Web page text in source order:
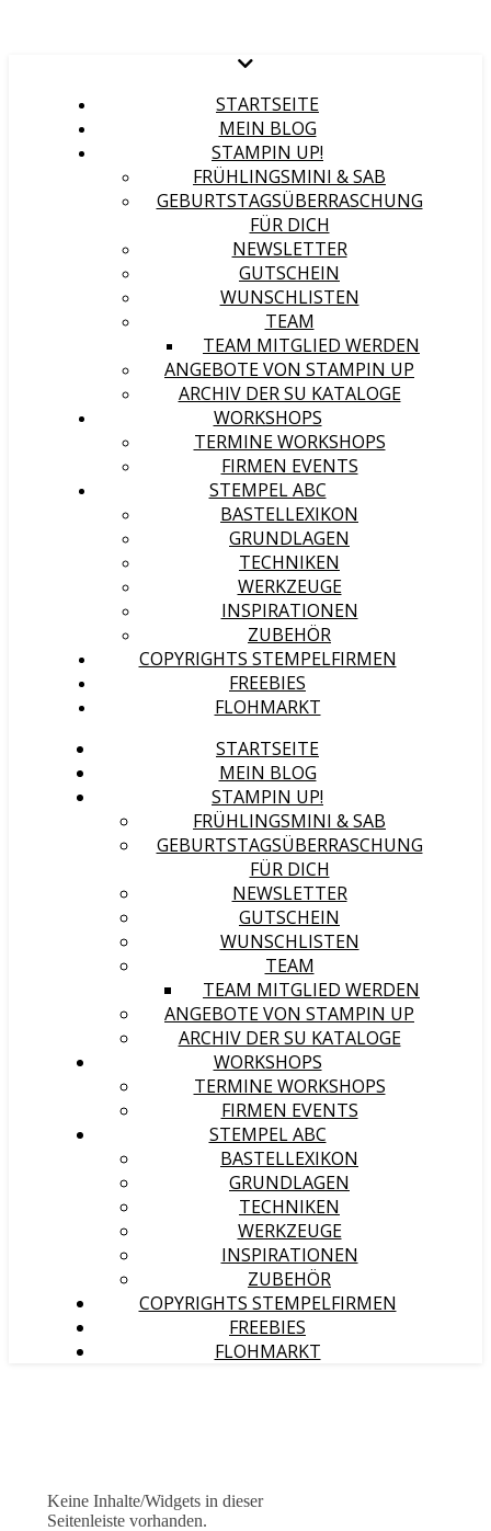
STARTSEITE
MEIN BLOG
STAMPIN UP!
FRÜHLINGSMINI & SAB
GEBURTSTAGSÜBERRASCHUNG
FÜR DICH
NEWSLETTER
GUTSCHEIN
WUNSCHLISTEN
TEAM
TEAM MITGLIED WERDEN
ANGEBOTE VON STAMPIN UP
ARCHIV DER SU KATALOGE
WORKSHOPS
TERMINE WORKSHOPS
FIRMEN EVENTS
STEMPEL ABC
BASTELLEXIKON
GRUNDLAGEN
TECHNIKEN
WERKZEUGE
INSPIRATIONEN
ZUBEHÖR
COPYRIGHTS STEMPELFIRMEN
FREEBIES
FLOHMARKT
STARTSEITE
MEIN BLOG
STAMPIN UP!
FRÜHLINGSMINI & SAB
GEBURTSTAGSÜBERRASCHUNG
FÜR DICH
NEWSLETTER
GUTSCHEIN
WUNSCHLISTEN
TEAM
TEAM MITGLIED WERDEN
ANGEBOTE VON STAMPIN UP
ARCHIV DER SU KATALOGE
WORKSHOPS
TERMINE WORKSHOPS
FIRMEN EVENTS
STEMPEL ABC
BASTELLEXIKON
GRUNDLAGEN
TECHNIKEN
WERKZEUGE
INSPIRATIONEN
ZUBEHÖR
COPYRIGHTS STEMPELFIRMEN
FREEBIES
FLOHMARKT
Keine Inhalte/Widgets in dieser
Seitenleiste vorhanden.